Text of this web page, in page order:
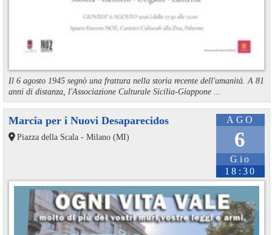
Il 6 agosto 1945 segnò una frattura nella storia recente dell'umanità. A 81
anni di distanza, l'Associazione Culturale Sicilia-Giappone ...
AGO
6
Gio
18:30
Marcia per i Nuovi Desaparecidos
Piazza della Scala - Milano (MI)